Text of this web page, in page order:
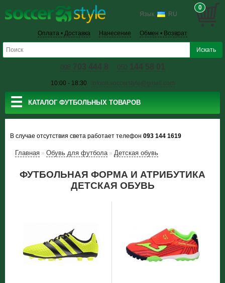
Язык RU
0
Оплата • Доставка Нанесение Обмен • Возврат
098 703 444 8 050 144 58 01
10:00 - 18:30 inform.soccerstyle@gmail.com
☰ КАТАЛОГ ФУТБОЛЬНЫХ ТОВАРОВ
В случае отсутствия света работает телефон 093 144 1619
Главная » Обувь для футбола » Детская обувь
ФУТБОЛЬНАЯ ФОРМА И АТРИБУТИКА
ДЕТСКАЯ ОБУВЬ